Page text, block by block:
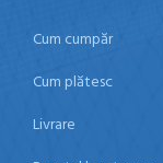
Cum cumpăr
Cum plătesc
Livrare